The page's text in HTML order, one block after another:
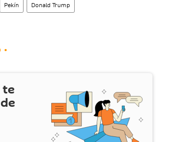
Pekín Donald Trump